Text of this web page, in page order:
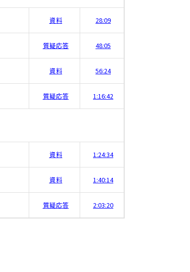
資料 28:09
質疑応答 48:05
資料 56:24
質疑応答 1:16:42
資料 1:24:34
資料 1:40:14
質疑応答 2:03:20